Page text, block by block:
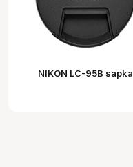
NIKON LC-95B sapka